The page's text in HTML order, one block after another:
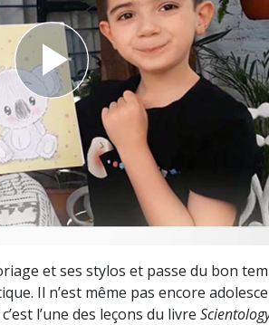
et ses stylos et passe du bon
Il n’est même pas encore
l’une des leçons du livre